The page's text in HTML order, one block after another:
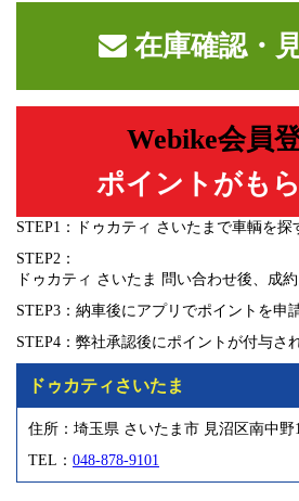
在庫確認・
Webike会員
ポイントがも
STEP1：ドゥカティ さいたまで車輌を探
STEP2：
ドゥカティ さいたま 問い合わせ後、成約
STEP3：納車後にアプリでポイントを申請
STEP4：弊社承認後にポイントが付与さ
ドゥカティさいたま
住所：埼玉県 さいたま市 見沼区南中野
TEL： 048-878-9101